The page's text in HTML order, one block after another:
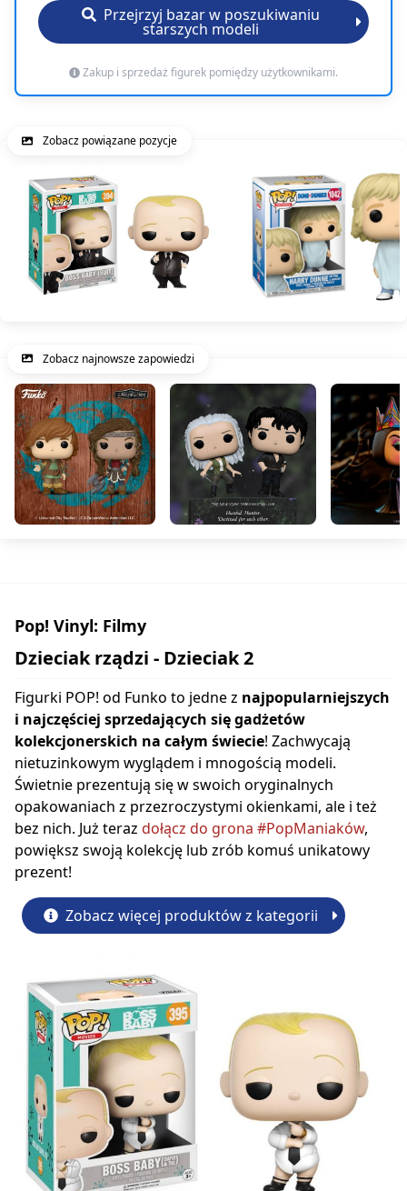
Przejrzyj bazar w poszukiwaniu
starszych modeli
Zakup i sprzedaż figurek pomiędzy użytkownikami.
Zobacz powiązane pozycje
Zobacz najnowsze zapowiedzi
Pop! Vinyl: Filmy
Dzieciak rządzi - Dzieciak 2
Figurki POP! od Funko to jedne z najpopularniejszych
i najczęściej sprzedających się gadżetów
kolekcjonerskich na całym świecie! Zachwycają
nietuzinkowym wyglądem i mnogością modeli.
Świetnie prezentują się w swoich oryginalnych
opakowaniach z przezroczystymi okienkami, ale i też
bez nich. Już teraz dołącz do grona #PopManiaków,
powiększ swoją kolekcję lub zrób komuś unikatowy
prezent!
Zobacz więcej produktów z kategorii